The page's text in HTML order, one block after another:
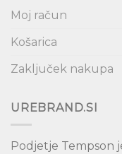
Moj račun
Košarica
Zaključek nakupa
UREBRAND.SI
Podjetje Tempson